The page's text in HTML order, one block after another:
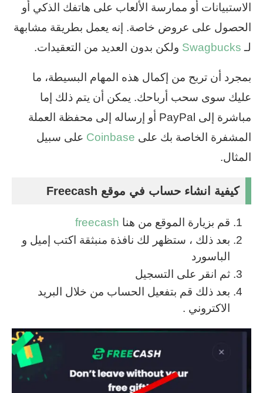
الاستبيانات أو ممارسة الألعاب على هاتفك الذكي أو
الحصول على عروض خاصة. إنه يعمل بطريقة مشابهة
لـ Swagbucks ولكن بدون العديد من التعقيدات.
بمجرد أن تربح من إكمال هذه المهام البسيطة، ما
عليك سوى سحب أرباحك. يمكن أن يتم ذلك إما
مباشرة إلى PayPal أو إرساله إلى محفظة العملة
المشفرة الخاصة بك على Coinbase على سبيل
المثال.
كيفية انشاء حساب في موقع Freecash
قم بزيارة الموقع من هنا freecash
بعد ذلك ، ستظهر لك نافذة منبثقة اكتب إميل و
الباسورد
ثم انقر على التسجيل
بعد ذلك قم بتفعيل الحساب من خلال البريد
الاكتروني .